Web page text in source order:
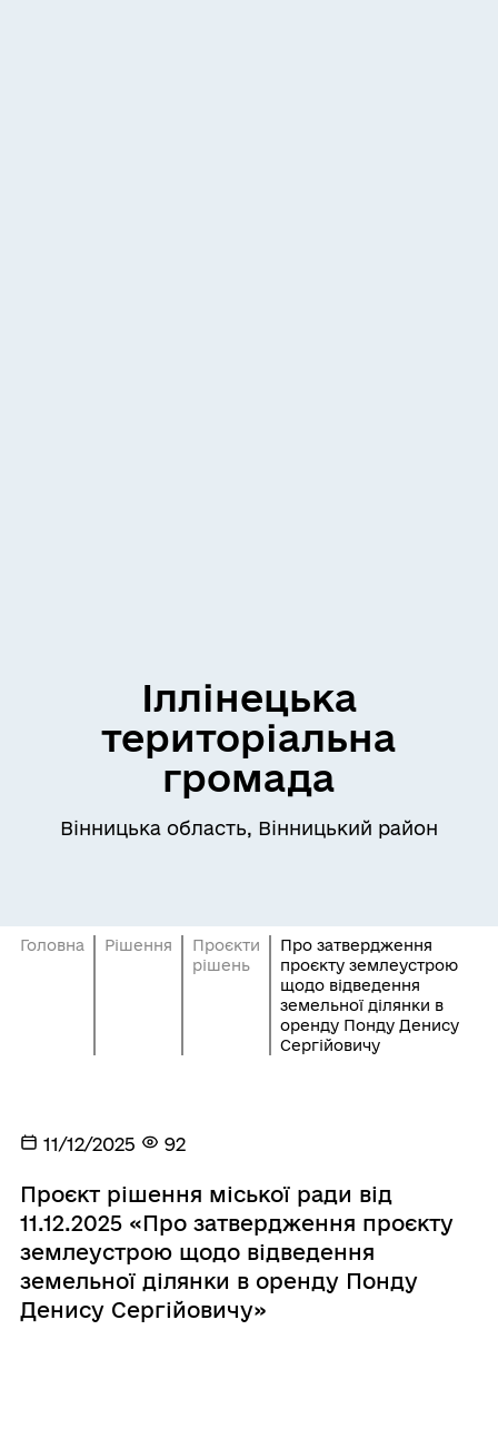
Іллінецька
територіальна
громада
Вінницька область, Вінницький район
Головна Рішення
Проєкти
рішень
Про затвердження
проєкту землеустрою
щодо відведення
земельної ділянки в
оренду Понду Денису
Сергійовичу
11/12/2025 92
Проєкт рішення міської ради від
11.12.2025 «Про затвердження проєкту
землеустрою щодо відведення
земельної ділянки в оренду Понду
Денису Сергійовичу»